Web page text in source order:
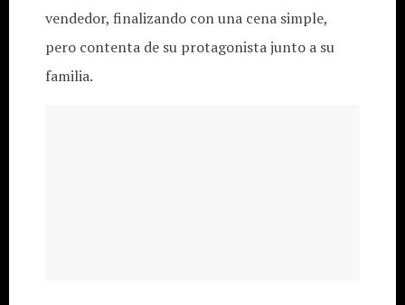
vendedor, finalizando con una cena simple,
pero contenta de su protagonista junto a su
familia.